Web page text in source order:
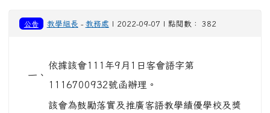
公告 教學組長 - 教務處 | 2022-09-07 | 點閱數： 382
一、
依據該會111年9月1日客會語字第
1116700932號函辦理。
該會為鼓勵落實及推廣客語教學績優學校及獎